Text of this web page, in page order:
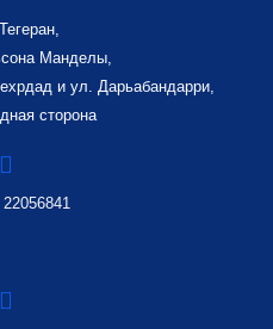
Манделы,
и ул. Дарьабандарри,
сторона